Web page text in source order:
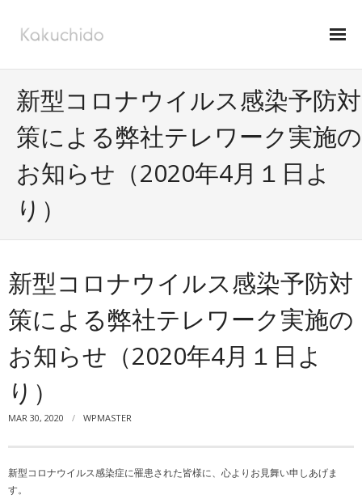
事業内容
- 国際貿易
- 自社商品
お問い合わせ
アクセス
CN
新型コロナウイルス感染予防対
策による弊社テレワーク実施の
お知らせ（2020年4月１日よ
り）
新型コロナウイルス感染予防対
策による弊社テレワーク実施の
お知らせ（2020年4月１日よ
り）
MAR 30, 2020 WPMASTER
新型コロナウイルス感染症に罹患された皆様に、心よりお見舞い申しあげま
す。